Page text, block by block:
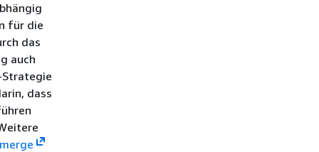
für die
das
auch
dass